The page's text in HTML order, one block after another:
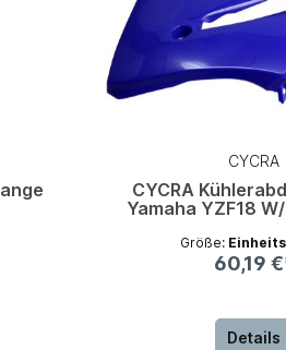
CYCRA
CYCRA
Yamaha YZF18
Größe:
60,19
Details